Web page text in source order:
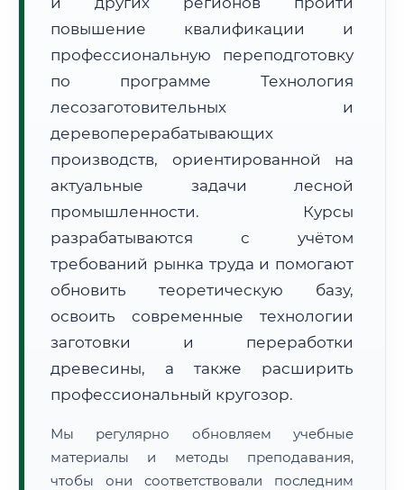
Расчет логистики оригиналов:
• Экспресс-доставка СДЭК / Почтой:3–5 рабочих дней
📜 Документы и аккредитация ФИС ФРДО
🔍Нажмите на документ для увеличения и просмотра
повышение квалификации и
профессиональную переподготовку
по программе Технология
лесозаготовительных и
деревоперерабатывающих
производств, ориентированной на
актуальные задачи лесной
промышленности. Курсы
разрабатываются с учётом
требований рынка труда и помогают
обновить теоретическую базу,
освоить современные технологии
заготовки и переработки
древесины, а также расширить
профессиональный кругозор.
Мы регулярно обновляем учебные
материалы и методы преподавания,
чтобы они соответствовали последним